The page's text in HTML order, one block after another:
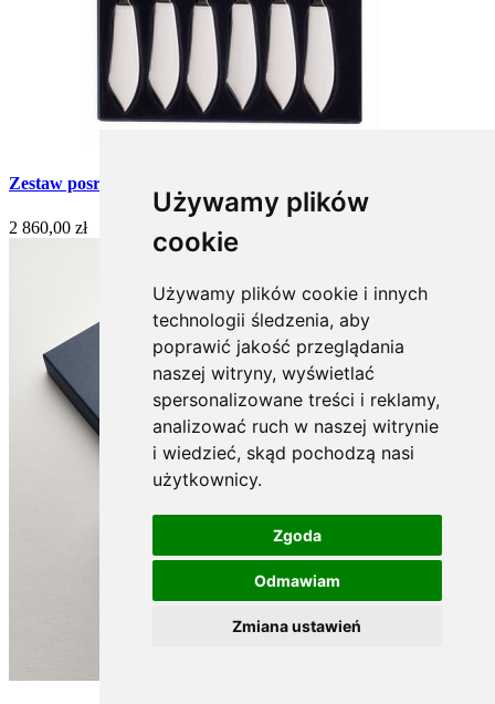
Używamy plików
cookie
Używamy plików cookie i innych
technologii śledzenia, aby
poprawić jakość przeglądania
naszej witryny, wyświetlać
spersonalizowane treści i reklamy,
analizować ruch w naszej witrynie
i wiedzieć, skąd pochodzą nasi
użytkownicy.
Zgoda
Odmawiam
Zmiana ustawień
Zestaw posrebrzanych sztućców do ryb - 12 szt. (Rapsodia)
2 860,00 zł